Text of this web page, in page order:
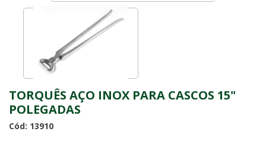
TORQUÊS AÇO INOX PARA CASCOS 15"
POLEGADAS
Cód: 13910